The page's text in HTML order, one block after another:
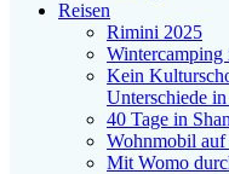
Reisen
Rimini 2025
Wintercamping
Kein
Unterschiede
40 Tage in
Wohnmobil
Mit Womo